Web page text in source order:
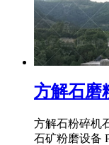
方解石磨
方解石粉碎机
石矿粉磨设备